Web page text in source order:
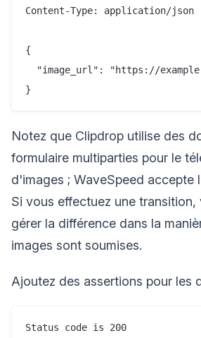
Content-Type: application/json
{
"image_url": "https://
Notez que Clipdrop utilise des
formulaire multiparties pour le
d'images ; WaveSpeed accepte
Si vous effectuez une transition,
gérer la différence dans la
images sont soumises.
Ajoutez des assertions pour les
Status code is 200